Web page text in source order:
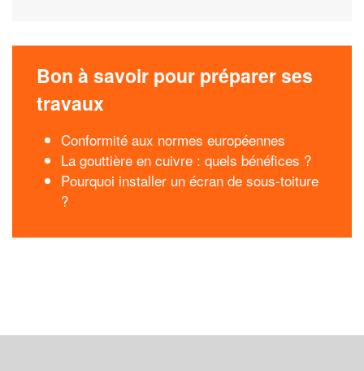
Bon à savoir pour préparer ses
travaux
Conformité aux normes européennes
La gouttière en cuivre : quels bénéfices ?
Pourquoi installer un écran de sous-toiture
?